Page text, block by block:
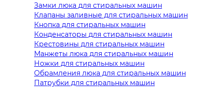
Замки люка для стиральных машин
Клапаны заливные для стиральных машин
Кнопка для стиральных машин
Конденсаторы для стиральных машин
Крестовины для стиральных машин
Манжеты люка для стиральных машин
Ножки для стиральных машин
Обрамления люка для стиральных машин
Патрубки для стиральных машин